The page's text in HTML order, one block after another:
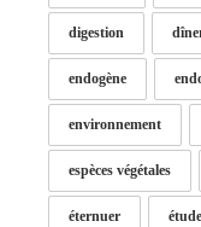
digestion
endogène
environnement
espèces végétales
éternuer étude